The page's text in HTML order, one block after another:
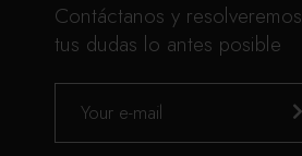
Contáctanos y resolveremos
tus dudas lo antes posible